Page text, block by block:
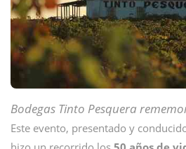
Bodegas Tinto Pesquera
Este evento, presentado y